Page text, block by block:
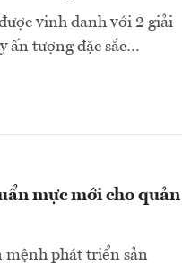
vinh danh với 2 giải
ấn tượng đặc sắc…
mực mới cho quản
mệnh phát triển sản